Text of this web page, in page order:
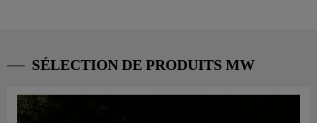
SÉLECTION DE PRODUITS MW